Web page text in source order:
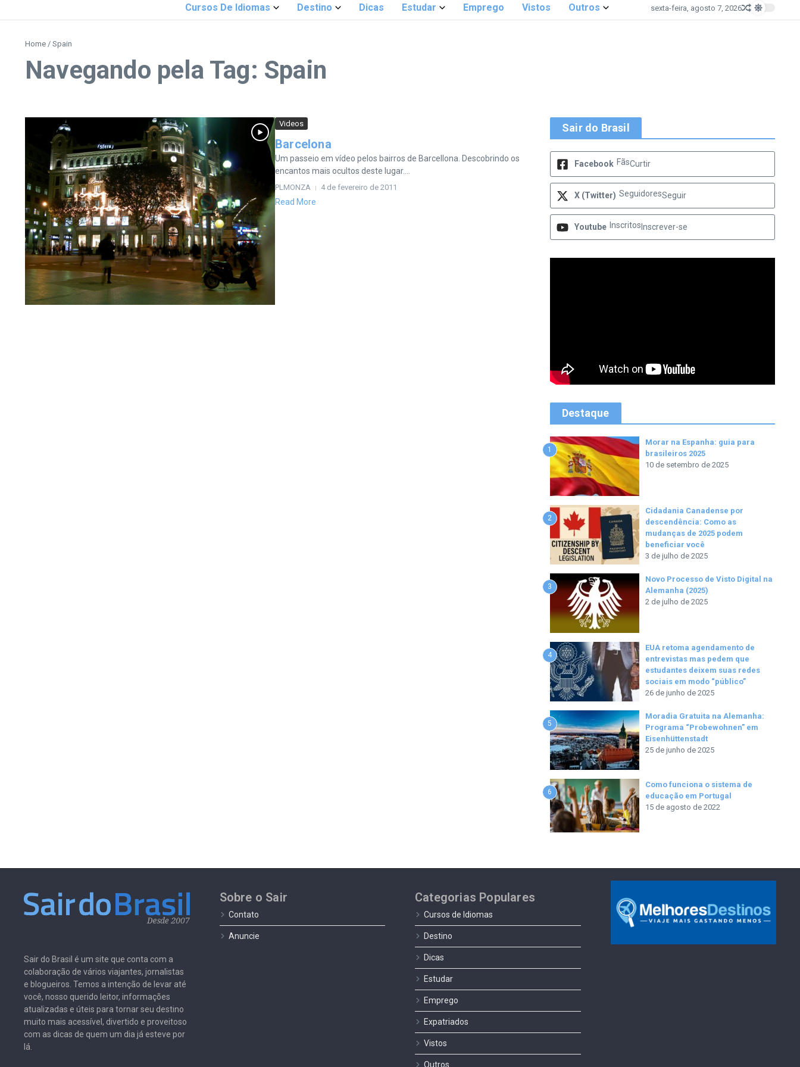
Cursos De Idiomas Destino Dicas Estudar Emprego Vistos Outros sexta-feira, agosto 7, 2026
Home / Spain
Navegando pela Tag: Spain
Videos
Barcelona
Um passeio em vídeo pelos bairros de Barcellona. Descobrindo os
encantos mais ocultos deste lugar....
PLMONZA 4 de fevereiro de 2011
Read More
Sair do Brasil
Facebook FãsCurtir
X (Twitter) SeguidoresSeguir
Youtube Inscritos Inscrever-se
Destaque
1
Morar na Espanha: guia para
brasileiros 2025
10 de setembro de 2025
2
Cidadania Canadense por
descendência: Como as
mudanças de 2025 podem
beneficiar você
3 de julho de 2025
3
Novo Processo de Visto Digital na
Alemanha (2025)
2 de julho de 2025
4
EUA retoma agendamento de
entrevistas mas pedem que
estudantes deixem suas redes
sociais em modo “público”
26 de junho de 2025
5
Moradia Gratuita na Alemanha:
Programa “Probewohnen” em
Eisenhüttenstadt
25 de junho de 2025
6
Como funciona o sistema de
educação em Portugal
15 de agosto de 2022
Sair do Brasil é um site que conta com a
colaboração de vários viajantes, jornalistas
e blogueiros. Temos a intenção de levar até
você, nosso querido leitor, informações
atualizadas e úteis para tornar seu destino
muito mais acessível, divertido e proveitoso
com as dicas de quem um dia já esteve por
lá.
Sobre o Sair
Contato
Anuncie
Categorias Populares
Cursos de Idiomas
Destino
Dicas
Estudar
Emprego
Expatriados
Vistos
Outros